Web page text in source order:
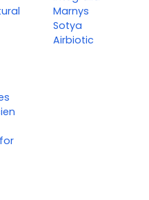
Marnys
Sotya
Airbiotic